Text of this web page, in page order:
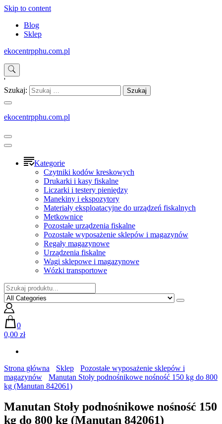
Skip to content
Blog
Sklep
ekocentrpphu.com.pl
'
Szukaj:
ekocentrpphu.com.pl
Kategorie
Czytniki kodów kreskowych
Drukarki i kasy fiskalne
Liczarki i testery pieniędzy
Manekiny i ekspozytory
Materiały eksploatacyjne do urządzeń fiskalnych
Metkownice
Pozostałe urządzenia fiskalne
Pozostałe wyposażenie sklepów i magazynów
Regały magazynowe
Urządzenia fiskalne
Wagi sklepowe i magazynowe
Wózki transportowe
0
0,00 zł
Strona główna Sklep
Pozostałe wyposażenie sklepów i
magazynów
Manutan Stoły podnośnikowe nośność 150 kg do 800
kg (Manutan 842061)
Manutan Stoły podnośnikowe nośność 150
kg do 800 kg (Manutan 842061)